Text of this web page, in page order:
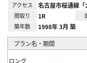
アクセス 名古屋市桜通線
間取り 1R
築年数 1998年 3月 築
プラン名・期間
ロング